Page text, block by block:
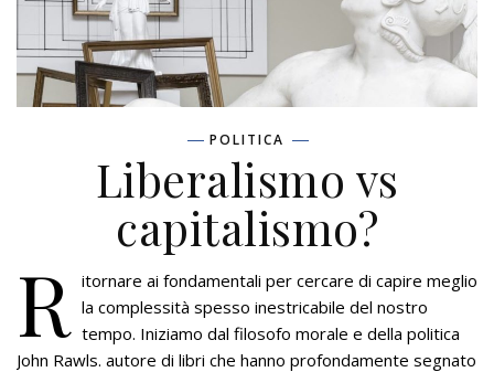
POLITICA
Liberalismo vs
capitalismo?
R itornare ai fondamentali per cercare di capire meglio
la complessità spesso inestricabile del nostro
tempo. Iniziamo dal filosofo morale e della politica
John Rawls. autore di libri che hanno profondamente segnato